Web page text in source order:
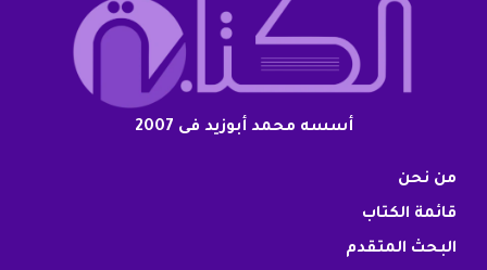
أسسه محمد أبوزيد فى 2007
من نحن
قائمة الكتاب
البحث المتقدم